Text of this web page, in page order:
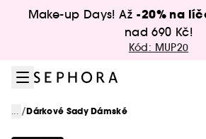
Přejít na hlavní obsah
Make-up Days! Až -20% na
nad 690 Kč!
Kód: MUP20
... /Dárkové Sady Dámské